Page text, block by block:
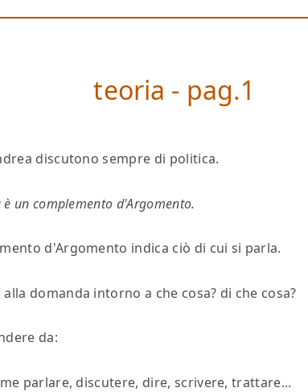
teoria - pag.1
discutono sempre di politica.
un complemento d'Argomento.
d'Argomento indica ciò di cui si parla.
alla domanda intorno a che cosa? di che cosa?
da:
parlare, discutere, dire, scrivere, trattare...